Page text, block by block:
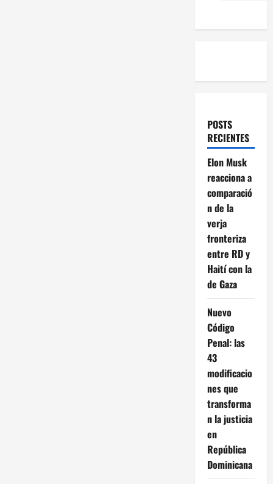
POSTS
RECIENTES
Elon Musk
reacciona a
comparació
n de la
verja
fronteriza
entre RD y
Haití con la
de Gaza
Nuevo
Código
Penal: las
43
modificacio
nes que
transforma
n la justicia
en
República
Dominicana